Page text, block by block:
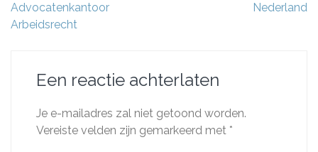
Advocatenkantoor
Arbeidsrecht
Nederland
Een reactie achterlaten
Je e-mailadres zal niet getoond worden.
Vereiste velden zijn gemarkeerd met *